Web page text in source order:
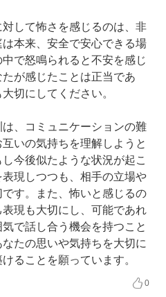
して怖さを感じるのは、非
本来、安全で安心できる場
で怒鳴られると不安を感じ
が感じたことは正当であ
切にしてください。
、コミュニケーションの難
いの気持ちを理解しようと
今後似たような状況が起こ
現しつつも、相手の立場や
す。また、怖いと感じるの
現も大切にし、可能であれ
で話し合う機会を持つこと
たの思いや気持ちを大切に
ることを願っています。
0